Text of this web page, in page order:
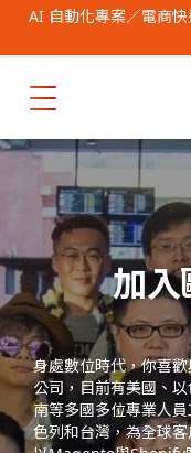
AI 自動化專案／電商
加入
身處數位時代，你喜
公司，目前有美國、
南等多國多位專業人
色列和台灣，為全球